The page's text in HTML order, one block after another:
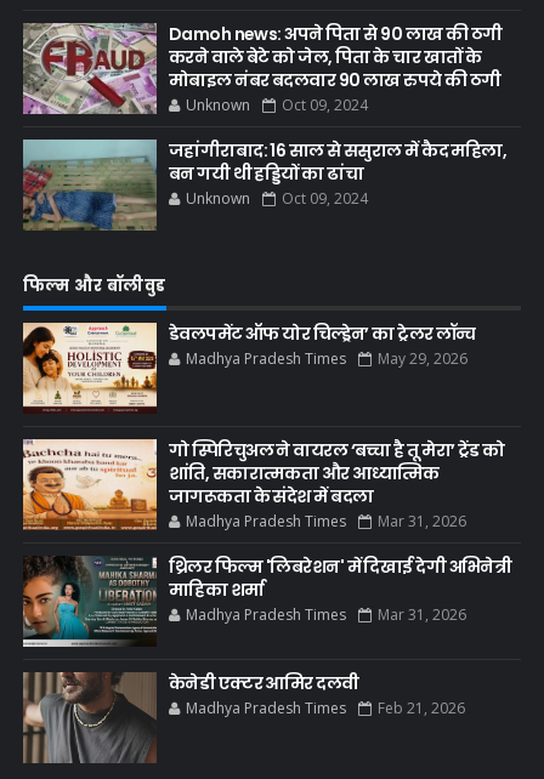
Damoh news: अपने पिता से 90 लाख की ठगी
करने वाले बेटे को जेल, पिता के चार खातों के
मोबाइल नंबर बदलवार 90 लाख रुपये की ठगी
Unknown Oct 09, 2024
जहांगीराबाद: 16 साल से ससुराल में कैद महिला,
बन गयी थी हड्डियों का ढांचा
Unknown Oct 09, 2024
फिल्म और बॉलीवुड
डेवलपमेंट ऑफ योर चिल्ड्रेन’ का ट्रेलर लॉन्च
Madhya Pradesh Times May 29, 2026
गो स्पिरिचुअल ने वायरल ‘बच्चा है तू मेरा’ ट्रेंड को
शांति, सकारात्मकता और आध्यात्मिक
जागरूकता के संदेश में बदला
Madhya Pradesh Times Mar 31, 2026
थ्रिलर फिल्म 'लिबरेशन' में दिखाई देगी अभिनेत्री
माहिका शर्मा
Madhya Pradesh Times Mar 31, 2026
केनेडी एक्टर आमिर दलवी
Madhya Pradesh Times Feb 21, 2026